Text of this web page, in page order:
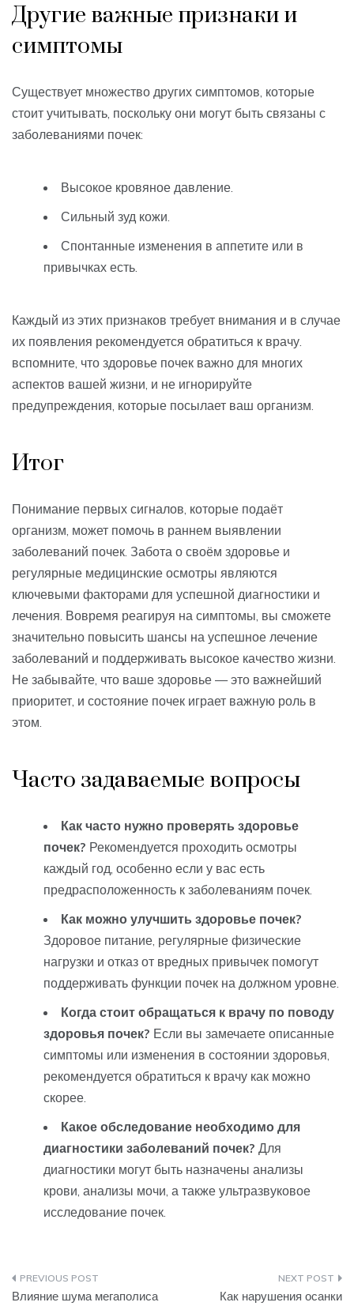
Другие важные признаки и
симптомы
Существует множество других симптомов, которые
стоит учитывать, поскольку они могут быть связаны с
заболеваниями почек:
Высокое кровяное давление.
Сильный зуд кожи.
Спонтанные изменения в аппетите или в
привычках есть.
Каждый из этих признаков требует внимания и в случае
их появления рекомендуется обратиться к врачу.
вспомните, что здоровье почек важно для многих
аспектов вашей жизни, и не игнорируйте
предупреждения, которые посылает ваш организм.
Итог
Понимание первых сигналов, которые подаёт
организм, может помочь в раннем выявлении
заболеваний почек. Забота о своём здоровье и
регулярные медицинские осмотры являются
ключевыми факторами для успешной диагностики и
лечения. Вовремя реагируя на симптомы, вы сможете
значительно повысить шансы на успешное лечение
заболеваний и поддерживать высокое качество жизни.
Не забывайте, что ваше здоровье — это важнейший
приоритет, и состояние почек играет важную роль в
этом.
Часто задаваемые вопросы
Как часто нужно проверять здоровье
почек? Рекомендуется проходить осмотры
каждый год, особенно если у вас есть
предрасположенность к заболеваниям почек.
Как можно улучшить здоровье почек?
Здоровое питание, регулярные физические
нагрузки и отказ от вредных привычек помогут
поддерживать функции почек на должном уровне.
Когда стоит обращаться к врачу по поводу
здоровья почек? Если вы замечаете описанные
симптомы или изменения в состоянии здоровья,
рекомендуется обратиться к врачу как можно
скорее.
Какое обследование необходимо для
диагностики заболеваний почек? Для
диагностики могут быть назначены анализы
крови, анализы мочи, а также ультразвуковое
исследование почек.
Навигация
Влияние шума мегаполиса Как нарушения осанки